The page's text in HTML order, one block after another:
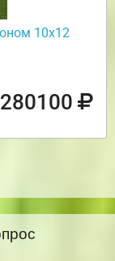
10х12